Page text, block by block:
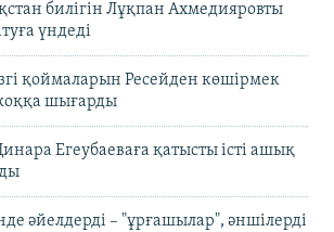
билігін Лұқпан Ахмедияровты
үндеді
қоймаларын Ресейден көшірмек
шығарды
Егеубаеваға қатысты істі ашық
әйелдерді – "ұрғашылар", әншілерді